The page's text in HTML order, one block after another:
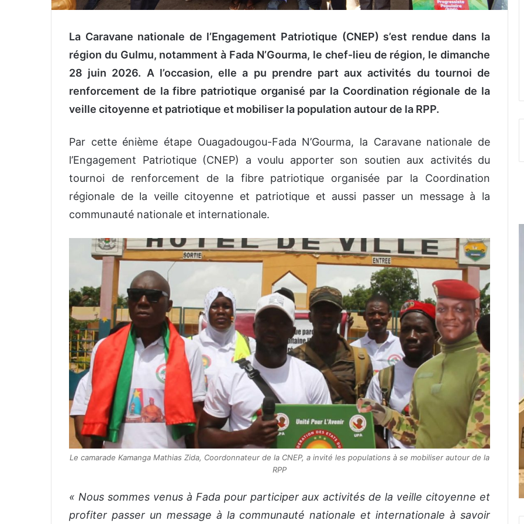
La Caravane nationale de l’Engagement Patriotique (CNEP) s’est rendue dans la
région du Gulmu, notamment à Fada N’Gourma, le chef-lieu de région, le dimanche
28 juin 2026. A l’occasion, elle a pu prendre part aux activités du tournoi de
renforcement de la fibre patriotique organisé par la Coordination régionale de la
veille citoyenne et patriotique et mobiliser la population autour de la RPP.
Par cette énième étape Ouagadougou-Fada N’Gourma, la Caravane nationale de
l’Engagement Patriotique (CNEP) a voulu apporter son soutien aux activités du
tournoi de renforcement de la fibre patriotique organisée par la Coordination
régionale de la veille citoyenne et patriotique et aussi passer un message à la
communauté nationale et internationale.
Le camarade Kamanga Mathias Zida, Coordonnateur de la CNEP, a invité les populations à se mobiliser autour de la
RPP
« Nous sommes venus à Fada pour participer aux activités de la veille citoyenne et
profiter passer un message à la communauté nationale et internationale à savoir